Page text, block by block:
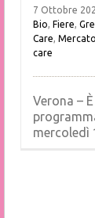
7 Ottobre
Bio Fiere
Care Mercato
care
Verona –
mercoledì